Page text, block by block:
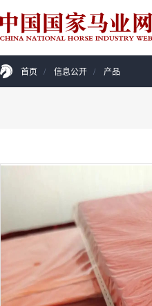
首页 / 信息公开 / 产品